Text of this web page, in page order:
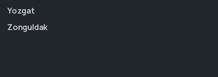
Yozgat
Zonguldak